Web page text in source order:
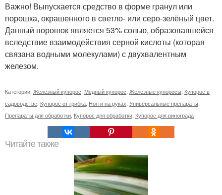
Важно! Выпускается средство в форме гранул или
порошка, окрашенного в светло- или серо-зелёный цвет.
Данный порошок является 53% солью, образовавшейся
вследствие взаимодействия серной кислоты (которая
связана водными молекулами) с двухвалентным
железом.
Категории: Железный купорос Медный купорос Железные купоросы Купорос в
садоводстве Купорос от грибка Ногти на руках Универсальные препараты
Препараты для обработки Купорос для обработки Купорос для винограда
Читайте также